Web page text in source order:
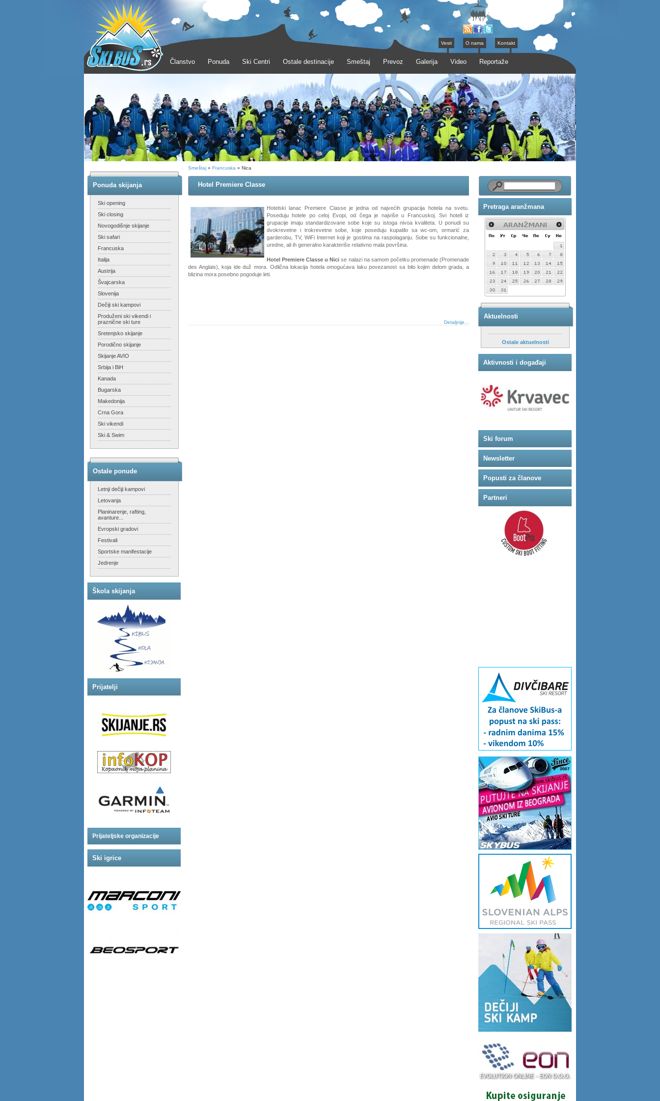
Vesti O nama Kontakt
Članstvo Ponuda Ski Centri Ostale destinacije Smeštaj Prevoz Galerija Video Reportaže
Ponuda skijanja
Ski opening
Ski closing
Novogodišnje skijanje
Ski safari
Francuska
Italija
Austrija
Švajcarska
Slovenija
Dečiji ski kampovi
Produženi ski vikendi i
praznične ski ture
Sretenjsko skijanje
Porodično skijanje
Skijanje AVIO
Srbija i BiH
Kanada
Bugarska
Makedonija
Crna Gora
Ski vikendi
Ski & Swim
Ostale ponude
Letnji dečiji kampovi
Letovanja
Planinarenje, rafting,
avanture...
Evropski gradovi
Festivali
Sportske manifestacije
Jedrenje
Škola skijanja
Prijatelji
Prijateljske organizacije
Ski igrice
Smeštaj » Francuska » Nica
Hotel Premiere Classe
Hotelski lanac Premiere Classe je jedna od najvećih grupacija hotela na svetu.
Poseduju hotele po celoj Evopi, od čega je najviše u Francuskoj. Svi hoteli iz
grupacije imaju standardizovane sobe koje su istoga nivoa kvaliteta. U ponudi su
dvokrevetne i trokrevetne sobe, koje poseduju kupatilo sa wc-om, ormarić za
garderobu, TV, WiFi Internet koji je gostima na raspolaganju. Sobe su funkcionalne,
uredne, ali ih generalno karakteriše relativno mala površina.
Hotel Premiere Classe u Nici se nalazi na samom početku promenade (Promenade
des Anglais), koja ide duž mora. Odlična lokacija hotela omogućava laku povezanost sa bilo kojim delom grada, a
blizina mora posebno pogoduje leti.
Detaljnije...
Pretraga aranžmana
Aktuelnosti
Ostale aktuelnosti
Aktivnosti i događaji
Ski forum
Newsletter
Popusti za članove
Partneri